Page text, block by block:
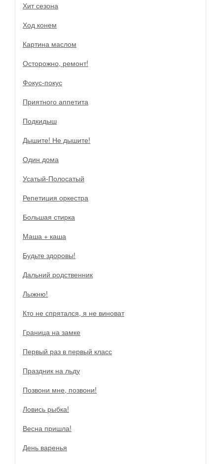
Хит сезона
Ход конем
Картина маслом
Осторожно, ремонт!
Фокус-покус
Приятного аппетита
Подкидыш
Дышите! Не дышите!
Один дома
Усатый-Полосатый
Репетиция оркестра
Большая стирка
Маша + каша
Будьте здоровы!
Дальний родственник
Лыжню!
Кто не спрятался, я не виноват
Граница на замке
Первый раз в первый класс
Праздник на льду
Позвони мне, позвони!
Ловись рыбка!
Весна пришла!
День варенья